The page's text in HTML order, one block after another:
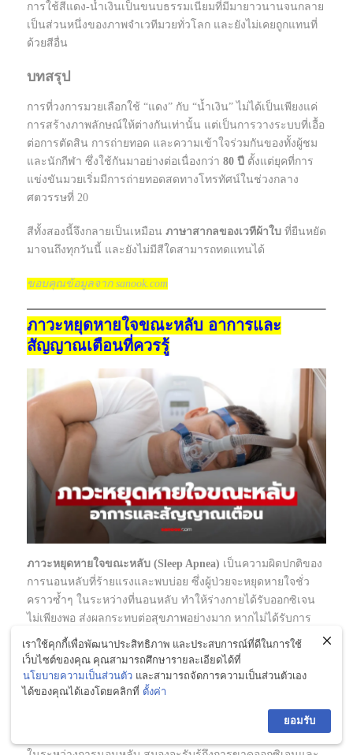
การใช้สีแดง-น้ำเงินเป็นขนบธรรมเนียมที่มีมายาวนานจนกลาย
เป็นส่วนหนึ่งของภาพจำเวทีมวยทั่วโลก และยังไม่เคยถูกแทนที่
ด้วยสีอื่น
บทสรุป
การที่วงการมวยเลือกใช้ “แดง” กับ “น้ำเงิน” ไม่ได้เป็นเพียงแค่
การสร้างภาพลักษณ์ให้ต่างกันเท่านั้น แต่เป็นการวางระบบที่เอื้อ
ต่อการตัดสิน การถ่ายทอด และความเข้าใจร่วมกันของทั้งผู้ชม
และนักกีฬา ซึ่งใช้กันมาอย่างต่อเนื่องกว่า 80 ปี ตั้งแต่ยุคที่การ
แข่งขันมวยเริ่มมีการถ่ายทอดสดทางโทรทัศน์ในช่วงกลาง
ศตวรรษที่ 20
สีทั้งสองนี้จึงกลายเป็นเหมือน ภาษาสากลของเวทีผ้าใบ ที่ยืนหยัด
มาจนถึงทุกวันนี้ และยังไม่มีสีใดสามารถทดแทนได้
ขอบคุณข้อมูลจาก sanook.com
ภาวะหยุดหายใจขณะหลับ อาการและ
สัญญาณเตือนที่ควรรู้
ภาวะหยุดหายใจขณะหลับ (Sleep Apnea) เป็นความผิดปกติของ
การนอนหลับที่ร้ายแรงและพบบ่อย ซึ่งผู้ป่วยจะหยุดหายใจชั่ว
คราวซ้ำๆ ในระหว่างที่นอนหลับ ทำให้ร่างกายได้รับออกซิเจน
ไม่เพียงพอ ส่งผลกระทบต่อสุขภาพอย่างมาก หากไม่ได้รับการ
วินิจฉัยและรักษาที่เหมาะสม อาการเหล่านี้อาจเป็นสัญญาณ
เตือนที่คุณไม่ควรมองข้าม
ภาวะหยุดหายใจขณะหลับคืออะไร?
ขณะหลับเกิดขึ้นเมื่อทางเดินหายใจส่วนบนถูก
ปิดกั้นบางส่วนหรือทั้งหมด ทำให้การหายใจหยุดชะงักเป็นช่วงๆ
เราใช้คุกกี้เพื่อพัฒนาประสิทธิภาพ และประสบการณ์ที่ดีในการใช้
เว็บไซต์ของคุณ คุณสามารถศึกษารายละเอียดได้ที่
นโยบายความเป็นส่วนตัว และสามารถจัดการความเป็นส่วนตัวเอง
ได้ของคุณได้เองโดยคลิกที่ ตั้งค่า
ยอมรับ